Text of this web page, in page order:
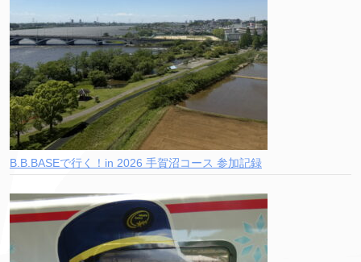
B.B.BASEで行く！in 2026 手賀沼コース 参加記録